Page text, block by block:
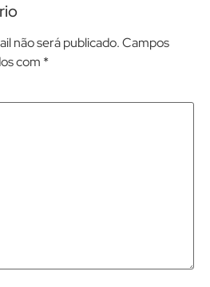
não será publicado.Campos
com *